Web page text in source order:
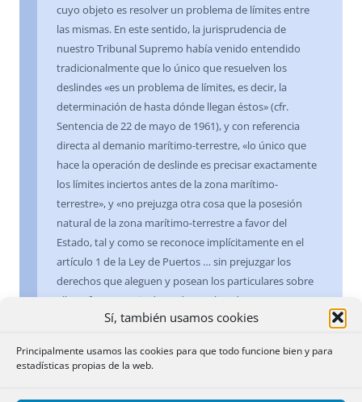
Sí, también usamos cookies
Principalmente usamos las cookies para que todo funcione bien y para
estadísticas propias de la web.
cuyo objeto es resolver un problema de límites entre
las mismas. En este sentido, la jurisprudencia de
nuestro Tribunal Supremo había venido entendido
tradicionalmente que lo único que resuelven los
deslindes «es un problema de límites, es decir, la
determinación de hasta dónde llegan éstos» (cfr.
Sentencia de 22 de mayo de 1961), y con referencia
directa al demanio marítimo-terrestre, «lo único que
hace la operación de deslinde es precisar exactamente
los límites inciertos antes de la zona marítimo-
terrestre», y «no prejuzga otra cosa que la posesión
natural de la zona marítimo-terrestre a favor del
Estado, tal y como se reconoce implícitamente en el
artículo 1 de la Ley de Puertos … sin prejuzgar los
derechos que aleguen y posean los particulares sobre
ella» (cfr. Sentencia de 15 de octubre de 1964).
de 1 de marzo de 1983 revalida esta tesis y extrae de la
conflictos entre el deslinde y el contenido del Registro